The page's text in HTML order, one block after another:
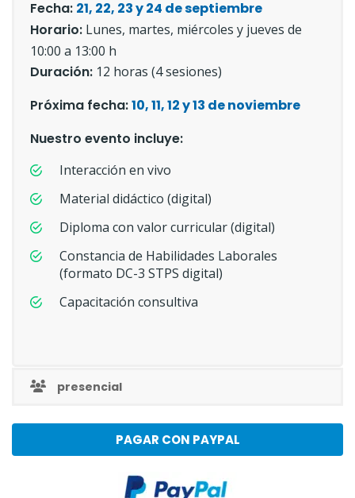
Fecha: 21, 22, 23 y 24 de septiembre
Horario: Lunes, martes, miércoles y jueves de
10:00 a 13:00 h
Duración: 12 horas (4 sesiones)
Próxima fecha:10, 11, 12 y 13 de noviembre
Nuestro evento incluye:
Interacción en vivo
Material didáctico (digital)
Diploma con valor curricular (digital)
Constancia de Habilidades Laborales
(formato DC-3 STPS digital)
Capacitación consultiva
presencial
PAGAR CON PAYPAL